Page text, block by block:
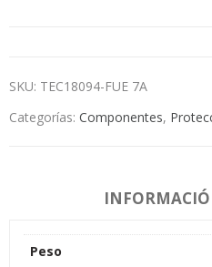
SKU: TEC18094-FUE 7A
Categorías: Componentes,
Peso